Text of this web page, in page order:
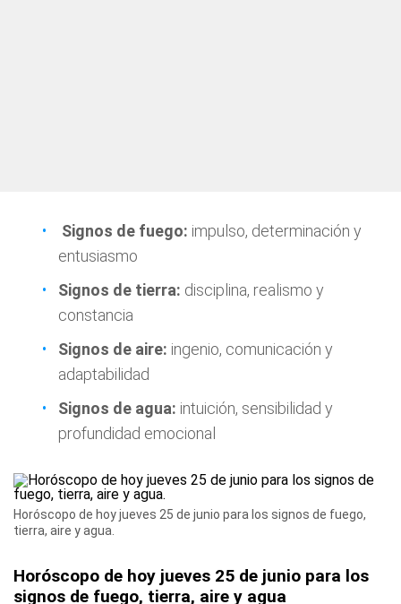
Signos de fuego: impulso, determinación y
entusiasmo
Signos de tierra: disciplina, realismo y
constancia
Signos de aire: ingenio, comunicación y
adaptabilidad
Signos de agua: intuición, sensibilidad y
profundidad emocional
Horóscopo de hoy jueves 25 de junio para los signos de fuego,
tierra, aire y agua.
Horóscopo de hoy jueves 25 de junio para los
signos de fuego, tierra, aire y agua